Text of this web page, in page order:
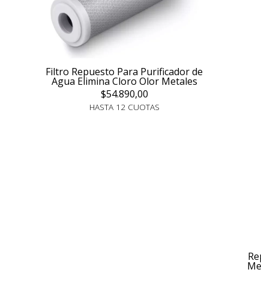
Filtro Repuesto Para Purificador de
Agua Elimina Cloro Olor Metales
$54.890,00
HASTA 12 CUOTAS